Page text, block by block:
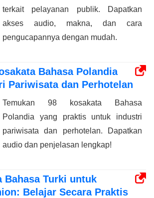
terkait pelayanan publik. Dapatkan
akses audio, makna, dan cara
pengucapannya dengan mudah.
Bahasa Polandia
Pariwisata dan Perhotelan
Temukan 98 kosakata Bahasa
Polandia yang praktis untuk industri
pariwisata dan perhotelan. Dapatkan
audio dan penjelasan lengkap!
Bahasa Turki untuk
Belajar Secara Praktis